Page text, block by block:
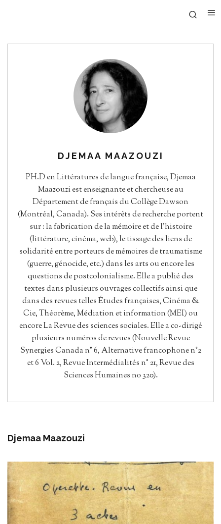
DJEMAA MAAZOUZI
PH.D en Littératures de langue française, Djemaa
Maazouzi est enseignante et chercheuse au
Département de français du Collège Dawson
(Montréal, Canada). Ses intérêts de recherche portent
sur : la fabrication de la mémoire et de l’histoire
(littérature, cinéma, web), le tissage des liens de
solidarité entre porteurs de mémoires de traumatisme
(guerre, génocide, etc.) dans les arts ou encore les
questions de postcolonialisme. Elle a publié des
textes dans plusieurs ouvrages collectifs ainsi que
dans des revues telles Études françaises, Cinéma &
Cie, Théorème, Médiation et information (MEI) ou
encore La Revue des sciences sociales. Elle a co-dirigé
plusieurs numéros de revues (Nouvelle Revue
Synergies Canada n° 6, Alternative francophone n°2
et 6 Vol. 2, Revue Intermédialités n° 21, Revue des
Sciences Humaines no 320).
Djemaa Maazouzi